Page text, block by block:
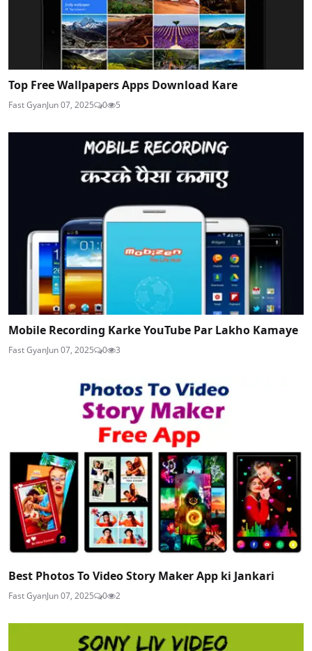
Top Free Wallpapers Apps Download Kare
Fast GyanJun 07, 2025 0 5
Mobile Recording Karke YouTube Par Lakho Kamaye
Fast GyanJun 07, 2025 0 3
Best Photos To Video Story Maker App ki Jankari
Fast GyanJun 07, 2025 0 2